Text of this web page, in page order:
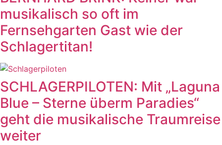
musikalisch so oft im
Fernsehgarten Gast wie der
Schlagertitan!
SCHLAGERPILOTEN: Mit „Laguna
Blue – Sterne überm Paradies“
geht die musikalische Traumreise
weiter